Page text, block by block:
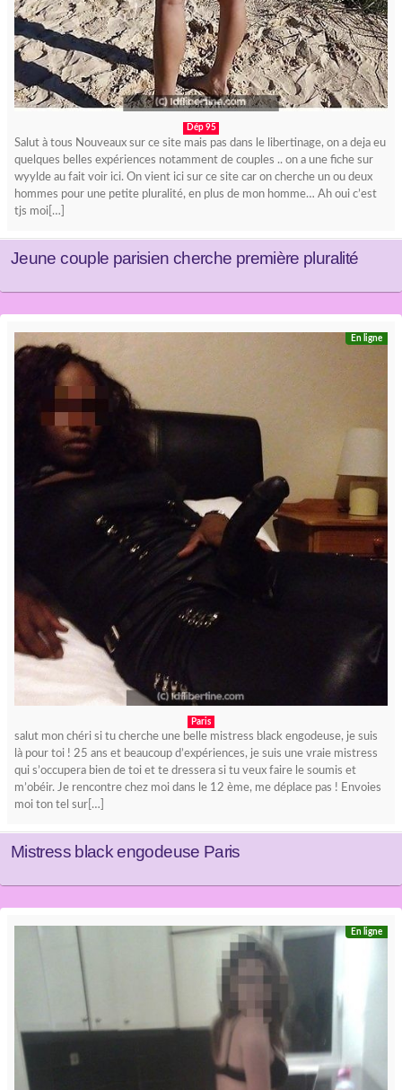
Dép 95
Salut à tous Nouveaux sur ce site mais pas dans le libertinage, on a deja eu
quelques belles expériences notamment de couples .. on a une fiche sur
wyylde au fait voir ici. On vient ici sur ce site car on cherche un ou deux
hommes pour une petite pluralité, en plus de mon homme… Ah oui c’est
tjs moi[…]
Jeune couple parisien cherche première pluralité
En ligne
Paris
salut mon chéri si tu cherche une belle mistress black engodeuse, je suis
là pour toi ! 25 ans et beaucoup d’expériences, je suis une vraie mistress
qui s’occupera bien de toi et te dressera si tu veux faire le soumis et
m’obéir. Je rencontre chez moi dans le 12 ème, me déplace pas ! Envoies
moi ton tel sur[…]
Mistress black engodeuse Paris
En ligne